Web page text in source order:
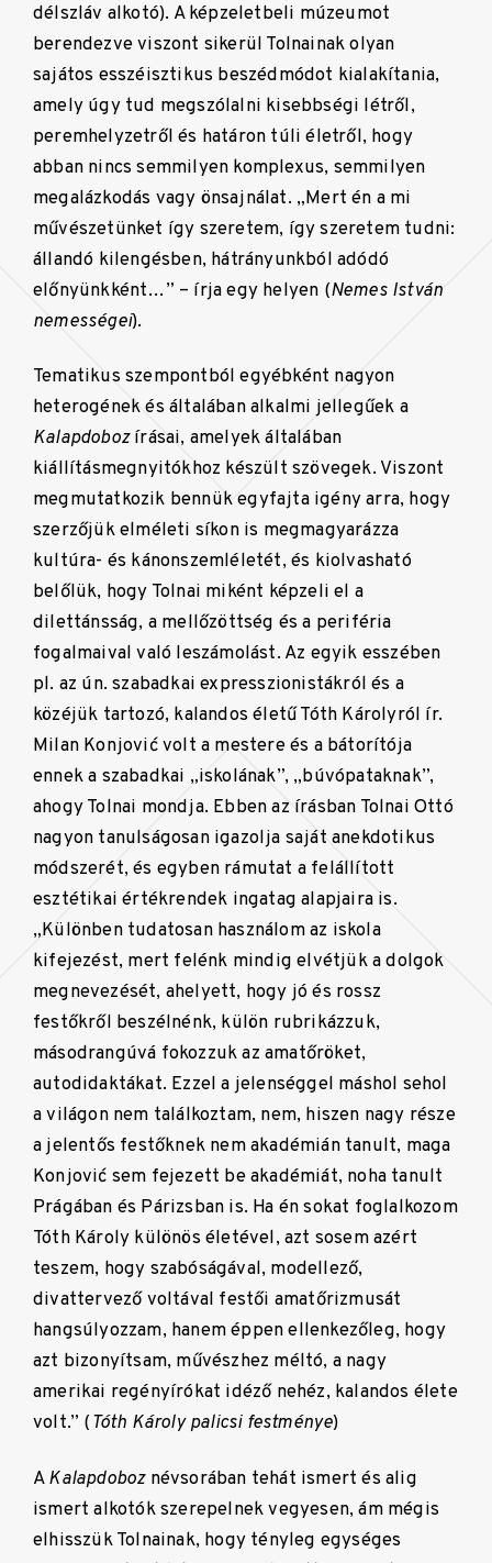
délszláv alkotó). A képzeletbeli múzeumot
berendezve viszont sikerül Tolnainak olyan
sajátos esszéisztikus beszédmódot kialakítania,
amely úgy tud megszólalni kisebbségi létről,
peremhelyzetről és határon túli életről, hogy
abban nincs semmilyen komplexus, semmilyen
megalázkodás vagy önsajnálat. „Mert én a mi
művészetünket így szeretem, így szeretem tudni:
állandó kilengésben, hátrányunkból adódó
előnyünkként…” – írja egy helyen (Nemes István
nemességei).
Tematikus szempontból egyébként nagyon
heterogének és általában alkalmi jellegűek a
Kalapdobozírásai, amelyek általában
kiállításmegnyitókhoz készült szövegek. Viszont
megmutatkozik bennük egyfajta igény arra, hogy
szerzőjük elméleti síkon is megmagyarázza
kultúra- és kánonszemléletét, és kiolvasható
belőlük, hogy Tolnai miként képzeli el a
dilettánsság, a mellőzöttség és a periféria
fogalmaival való leszámolást. Az egyik esszében
pl. az ún. szabadkai expresszionistákról és a
közéjük tartozó, kalandos életű Tóth Károlyról ír.
Milan Konjović volt a mestere és a bátorítója
ennek a szabadkai „iskolának”, „búvópataknak”,
ahogy Tolnai mondja. Ebben az írásban Tolnai Ottó
nagyon tanulságosan igazolja saját anekdotikus
módszerét, és egyben rámutat a felállított
esztétikai értékrendek ingatag alapjaira is.
„Különben tudatosan használom az iskola
kifejezést, mert felénk mindig elvétjük a dolgok
megnevezését, ahelyett, hogy jó és rossz
festőkről beszélnénk, külön rubrikázzuk,
másodrangúvá fokozzuk az amatőröket,
autodidaktákat. Ezzel a jelenséggel máshol sehol
a világon nem találkoztam, nem, hiszen nagy része
a jelentős festőknek nem akadémián tanult, maga
Konjović sem fejezett be akadémiát, noha tanult
Prágában és Párizsban is. Ha én sokat foglalkozom
Tóth Károly különös életével, azt sosem azért
teszem, hogy szabóságával, modellező,
divattervező voltával festői amatőrizmusát
hangsúlyozzam, hanem éppen ellenkezőleg, hogy
azt bizonyítsam, művészhez méltó, a nagy
amerikai regényírókat idéző nehéz, kalandos élete
volt.” (Tóth Károly palicsi festménye)
AKalapdoboznévsorában tehát ismert és alig
ismert alkotók szerepelnek vegyesen, ám mégis
elhisszük Tolnainak, hogy tényleg egységes